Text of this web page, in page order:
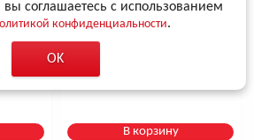
LITE 5
Кинезио тейп BBTape™ LITE 5
см × 32 м розовый
В корзину
вы соглашаетесь с использованием
конфиденциальности.
OK